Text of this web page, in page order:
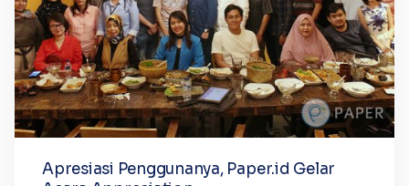
Apresiasi Penggunanya, Paper.id Gelar